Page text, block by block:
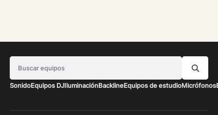
SonidoEquipos DJIluminaciónBacklineEquipos de estudioMicrófonos